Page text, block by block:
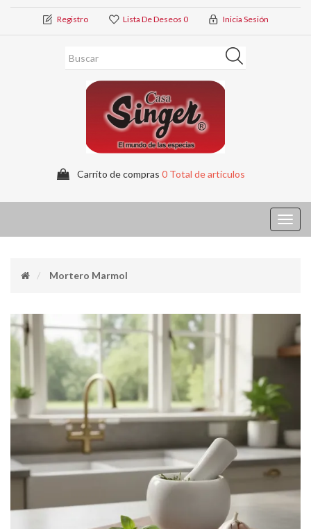
Registro Lista De Deseos 0 Inicia Sesión
Carrito de compras 0 Total de artículos
Mortero Marmol